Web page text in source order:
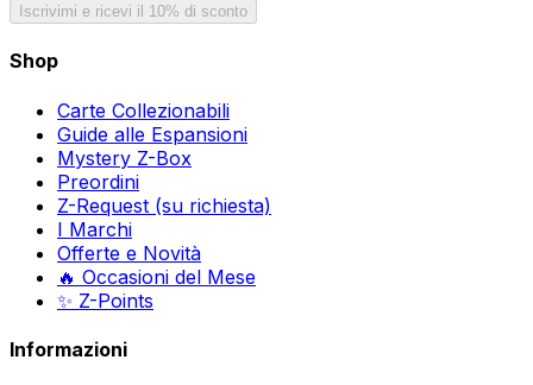
Iscrivimi e ricevi il 10% di sconto
Shop
Carte Collezionabili
Guide alle Espansioni
Mystery Z-Box
Preordini
Z-Request (su richiesta)
I Marchi
Offerte e Novità
🔥 Occasioni del Mese
✨ Z-Points
Informazioni